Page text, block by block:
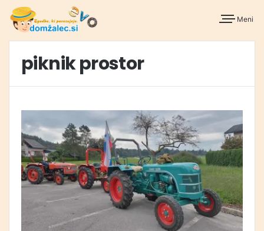
Meni
piknik prostor